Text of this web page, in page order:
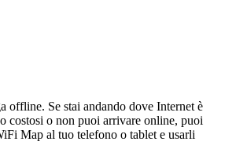
offline. Se stai andando dove Internet è
costosi o non puoi arrivare online, puoi
Map al tuo telefono o tablet e usarli